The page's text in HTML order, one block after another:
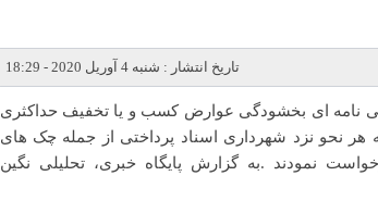
تاریخ انتشار : شنبه 4 آوریل 2020 - 18:29
نامه ای بخشودگی عوارض کسب و یا تخفیف حداکثری
نحو نزد شهرداری اسناد پرداختی از جمله چک های
نمودند .به گزارش پایگاه خبری، تحلیلی نگین